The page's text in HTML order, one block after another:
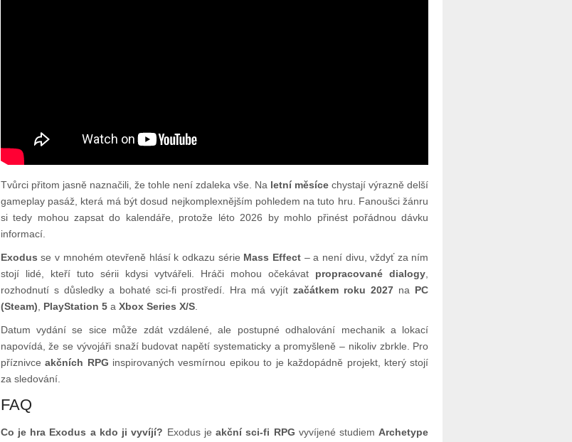
Tvůrci přitom jasně naznačili, že tohle není zdaleka vše. Na letní měsíce chystají výrazně delší
gameplay pasáž, která má být dosud nejkomplexnějším pohledem na tuto hru. Fanoušci žánru
si tedy mohou zapsat do kalendáře, protože léto 2026 by mohlo přinést pořádnou dávku
informací.
Exodus se v mnohém otevřeně hlásí k odkazu série Mass Effect – a není divu, vždyť za ním
stojí lidé, kteří tuto sérii kdysi vytvářeli. Hráči mohou očekávat propracované dialogy,
rozhodnutí s důsledky a bohaté sci-fi prostředí. Hra má vyjítzačátkem roku 2027 na PC
(Steam), PlayStation 5a Xbox Series X/S.
Datum vydání se sice může zdát vzdálené, ale postupné odhalování mechanik a lokací
napovídá, že se vývojáři snaží budovat napětí systematicky a promyšleně – nikoliv zbrkle. Pro
příznivceakčních RPG inspirovaných vesmírnou epikou to je každopádně projekt, který stojí
za sledování.
FAQ
Co je hra Exodus a kdo ji vyvíjí? Exodus jeakční sci-fi RPG vyvíjené studiemArchetype